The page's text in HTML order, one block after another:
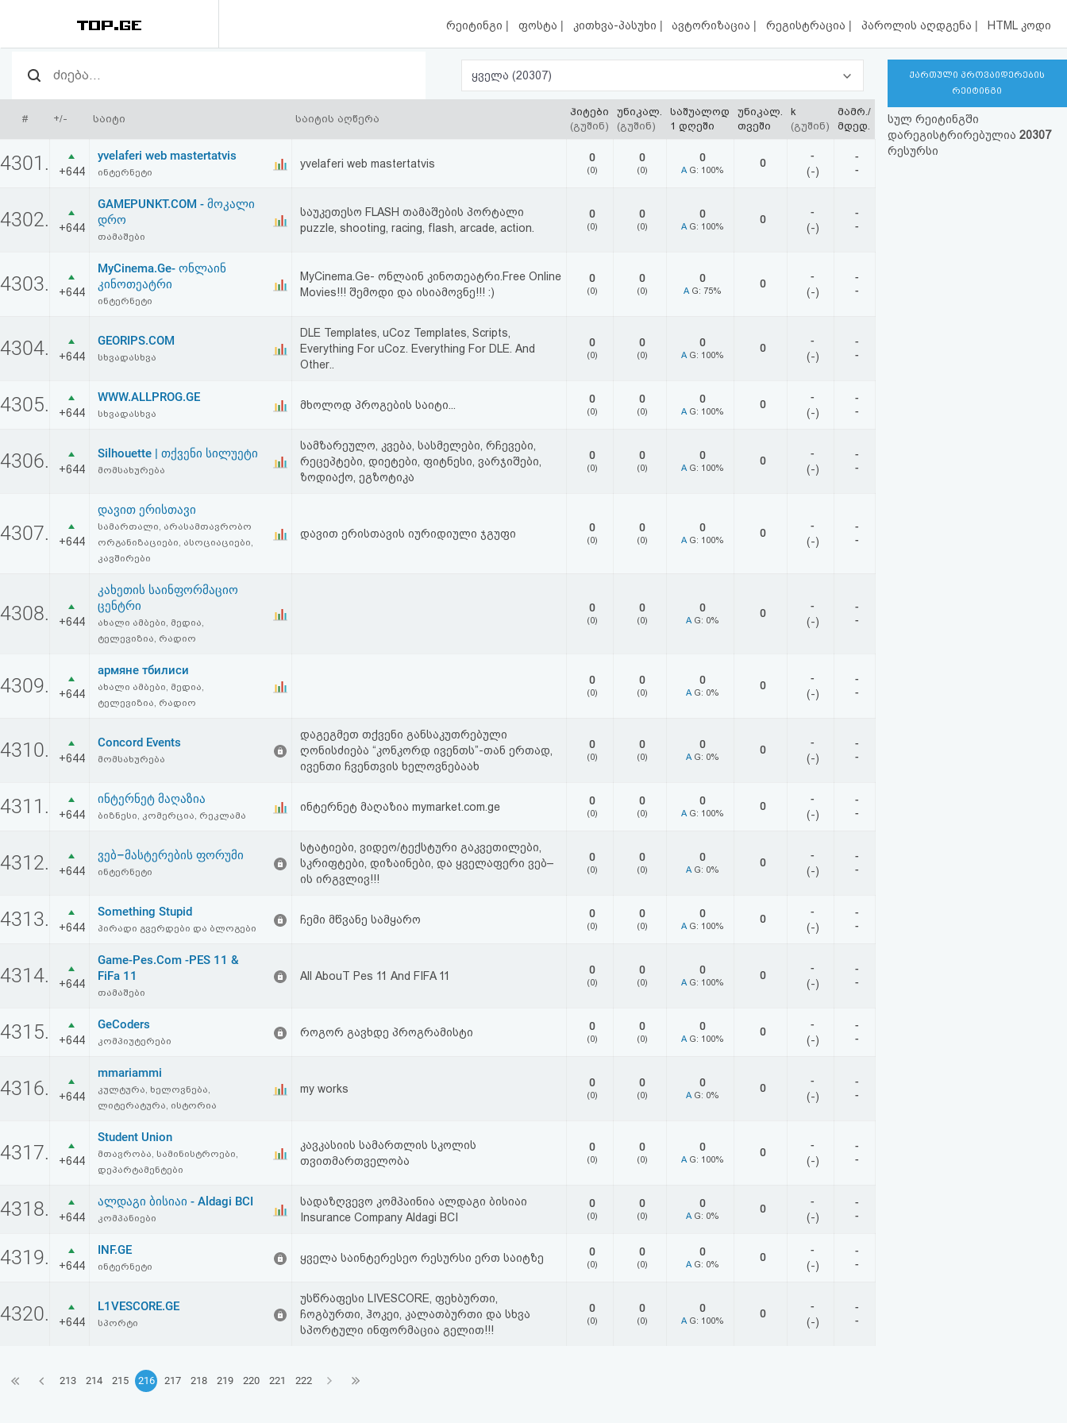
რეიტინგი | ფოსტა | კითხვა-პასუხი | ავტორიზაცია | რეგისტრაცია | პაროლის აღდგენა | HTML კოდი
რეიტინგი
(მთავარი)
ფოსტა
პასუხი
რეგისტრაცია
პაროლის
HTML
შეთანხმება
და
ყველა (20307)
# +/- საიტი საიტის აღწერა
ჰიტები
(გუშინ)
უნიკალ.
(გუშინ)
საშუალოდ
1 დღეში
უნიკალ.
თვეში
k
(გუშინ)
მამრ./
მდედ.
4301. +644
yvelaferi web mastertatvis
ინტერნეტი
yvelaferi web mastertatvis 0
(0)
0
(0)
0
A G: 100%
0
-
(-)
-
-
4302. +644
GAMEPUNKT.COM - მოკალი
დრო
თამაშები
საუკეთესო FLASH თამაშების პორტალი
puzzle, shooting, racing, flash, arcade, action.
0
(0)
0
(0)
0
A G: 100%
0
-
(-)
-
-
4303. +644
MyCinema.Ge- ონლაინ
კინოთეატრი
ინტერნეტი
MyCinema.Ge- ონლაინ კინოთეატრი.Free Online
Movies!!! შემოდი და ისიამოვნე!!! :)
0
(0)
0
(0)
0
A G: 75%
0
-
(-)
-
-
4304. +644
GEORIPS.COM
სხვადასხვა
DLE Templates, uCoz Templates, Scripts,
Everything For uCoz. Everything For DLE. And
Other..
0
(0)
0
(0)
0
A G: 100%
0
-
(-)
-
-
4305. +644
WWW.ALLPROG.GE
სხვადასხვა
მხოლოდ პროგების საიტი... 0
(0)
0
(0)
0
A G: 100%
0
-
(-)
-
-
4306. +644
Silhouette | თქვენი სილუეტი
მომსახურება
სამზარეულო, კვება, სასმელები, რჩევები,
რეცეპტები, დიეტები, ფიტნესი, ვარჯიშები,
ზოდიაქო, ეგზოტიკა
0
(0)
0
(0)
0
A G: 100%
0
-
(-)
-
-
4307. +644
დავით ერისთავი
სამართალი, არასამთავრობო
ორგანიზაციები, ასოციაციები,
კავშირები
დავით ერისთავის იურიდიული ჯგუფი 0
(0)
0
(0)
0
A G: 100%
0
-
(-)
-
-
4308. +644
კახეთის საინფორმაციო
ცენტრი
ახალი ამბები, მედია,
ტელევიზია, რადიო
0
(0)
0
(0)
0
A G: 0%
0
-
(-)
-
-
4309. +644
армяне тбилиси
ახალი ამბები, მედია,
ტელევიზია, რადიო
0
(0)
0
(0)
0
A G: 0%
0
-
(-)
-
-
4310. +644
Concord Events
მომსახურება
დაგეგმეთ თქვენი განსაკუთრებული
ღონისძიება “კონკორდ ივენთს”-თან ერთად,
ივენთი ჩვენთვის ხელოვნებაახ
0
(0)
0
(0)
0
A G: 0%
0
-
(-)
-
-
4311. +644
ინტერნეტ მაღაზია
ბიზნესი, კომერცია, რეკლამა
ინტერნეტ მაღაზია mymarket.com.ge 0
(0)
0
(0)
0
A G: 100%
0
-
(-)
-
-
4312. +644
ვებ–მასტერების ფორუმი
ინტერნეტი
სტატიები, ვიდეო/ტექსტური გაკვეთილები,
სკრიფტები, დიზაინები, და ყველაფერი ვებ–
ის ირგვლივ!!!
0
(0)
0
(0)
0
A G: 0%
0
-
(-)
-
-
4313. +644
Something Stupid
პირადი გვერდები და ბლოგები
ჩემი მწვანე სამყარო 0
(0)
0
(0)
0
A G: 100%
0
-
(-)
-
-
4314. +644
Game-Pes.Com -PES 11 &
FiFa 11
თამაშები
All AbouT Pes 11 And FIFA 11 0
(0)
0
(0)
0
A G: 100%
0
-
(-)
-
-
4315. +644
GeCoders
კომპიუტერები
როგორ გავხდე პროგრამისტი 0
(0)
0
(0)
0
A G: 100%
0
-
(-)
-
-
4316. +644
mmariammi
კულტურა, ხელოვნება,
ლიტერატურა, ისტორია
my works 0
(0)
0
(0)
0
A G: 0%
0
-
(-)
-
-
4317. +644
Student Union
მთავრობა, სამინისტროები,
დეპარტამენტები
კავკასიის სამართლის სკოლის
თვითმართველობა
0
(0)
0
(0)
0
A G: 100%
0
-
(-)
-
-
4318. +644
ალდაგი ბისიაი - Aldagi BCI
კომპანიები
სადაზღვევო კომპაინია ალდაგი ბისიაი
Insurance Company Aldagi BCI
0
(0)
0
(0)
0
A G: 0%
0
-
(-)
-
-
4319. +644
INF.GE
ინტერნეტი
ყველა საინტერესეო რესურსი ერთ საიტზე 0
(0)
0
(0)
0
A G: 0%
0
-
(-)
-
-
4320. +644
L1VESCORE.GE
სპორტი
უსწრაფესი LIVESCORE, ფეხბურთი,
ჩოგბურთი, ჰოკეი, კალათბურთი და სხვა
სპორტული ინფორმაცია გელით!!!
0
(0)
0
(0)
0
A G: 100%
0
-
(-)
-
-
213 214 215 216 217 218 219 220 221 222
ქართული პროვაიდერების
რეიტინგი
სულ რეიტინგში
დარეგისტრირებულია 20307
რესურსი